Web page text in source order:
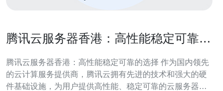
腾讯云服务器香港：高性能稳定可靠的
腾讯云服务器香港：高性能稳定可靠的选择 作为国内领先
的云计算服务提供商，腾讯云拥有先进的技术和强大的硬
件基础设施，为用户提供高性能、稳定可靠的云服务器服